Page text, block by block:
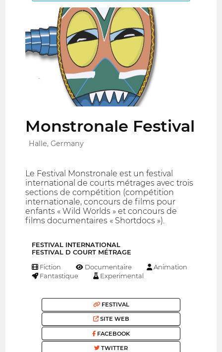
Monstronale Festival
Halle, Germany
Le Festival Monstronale est un festival
international de courts métrages avec trois
sections de compétition (compétition
internationale, concours de films pour
enfants « Wild Worlds » et concours de
films documentaires « Shortdocs »).
FESTIVAL INTERNATIONAL
FESTIVAL D COURT MÉTRAGE
Fiction Documentaire
Animation
Fantastique
Experimental
FESTIVAL
SITE WEB
FACEBOOK
TWITTER